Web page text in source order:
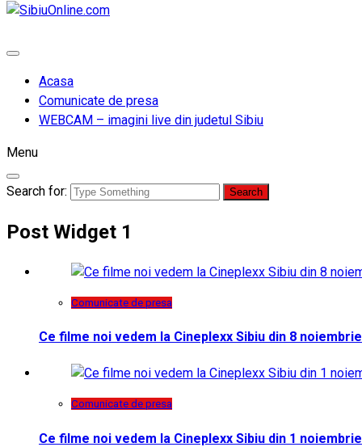
Acasa
Comunicate de presa
WEBCAM – imagini live din judetul Sibiu
Menu
Search for:
Post Widget 1
Comunicate de presa
Ce filme noi vedem la Cineplexx Sibiu din 8 noiembrie
Comunicate de presa
Ce filme noi vedem la Cineplexx Sibiu din 1 noiembrie